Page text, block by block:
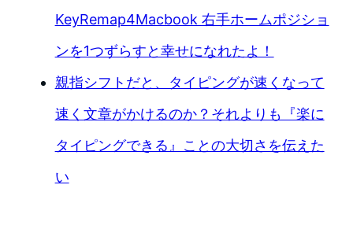
KeyRemap4Macbook 右手ホームポジショ
ンを1つずらすと幸せになれたよ！
親指シフトだと、タイピングが速くなって
速く文章がかけるのか？それよりも『楽に
タイピングできる』ことの大切さを伝えた
い